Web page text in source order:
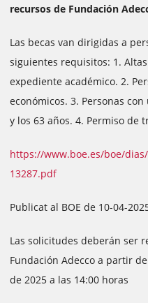
recursos de Fundación
Las becas van dirigidas a
siguientes requisitos: 1.
expediente académico. 2.
económicos. 3. Personas
y los 63 años. 4. Permiso de
https://www.boe.es/boe/
13287.pdf
Publicat al BOE de 10-04-
Las solicitudes deberán ser
Fundación Adecco a partir
de 2025 a las 14:00 horas